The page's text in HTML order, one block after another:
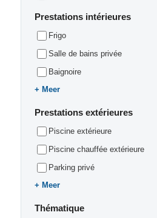
Prestations intérieures
Frigo
Salle de bains privée
Baignoire
Meer
Prestations extérieures
Piscine extérieure
Piscine chauffée extérieure
Parking privé
Meer
Thématique